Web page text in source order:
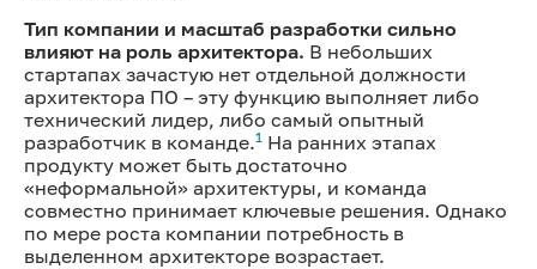
Тип компании и масштаб разработки сильно
влияют на роль архитектора. В небольших
стартапах зачастую нет отдельной должности
архитектора ПО – эту функцию выполняет либо
технический лидер, либо самый опытный
разработчик в команде.1 На ранних этапах
продукту может быть достаточно
«неформальной» архитектуры, и команда
совместно принимает ключевые решения. Однако
по мере роста компании потребность в
выделенном архитекторе возрастает.